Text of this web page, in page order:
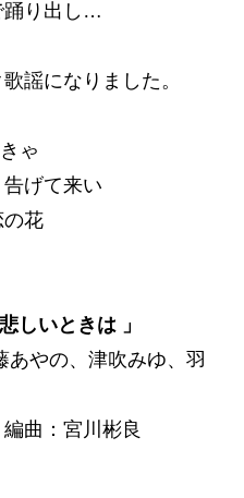
踊り出し…
謡になりました。
ゃ
げて来い
花
しいときは 」
あやの、津吹みゆ、羽
曲：宮川彬良